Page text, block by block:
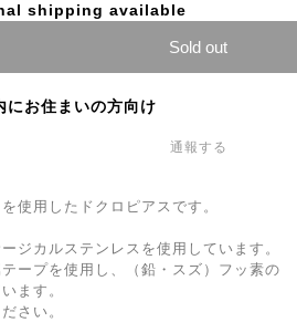
shipping available
Sold out
にお住まいの方向け
通報する
使用したドクロピアスです。
ジカルステンレスを使用しています。
ープを使用し、（鉛・スズ）フッ素の
ます。
さい。